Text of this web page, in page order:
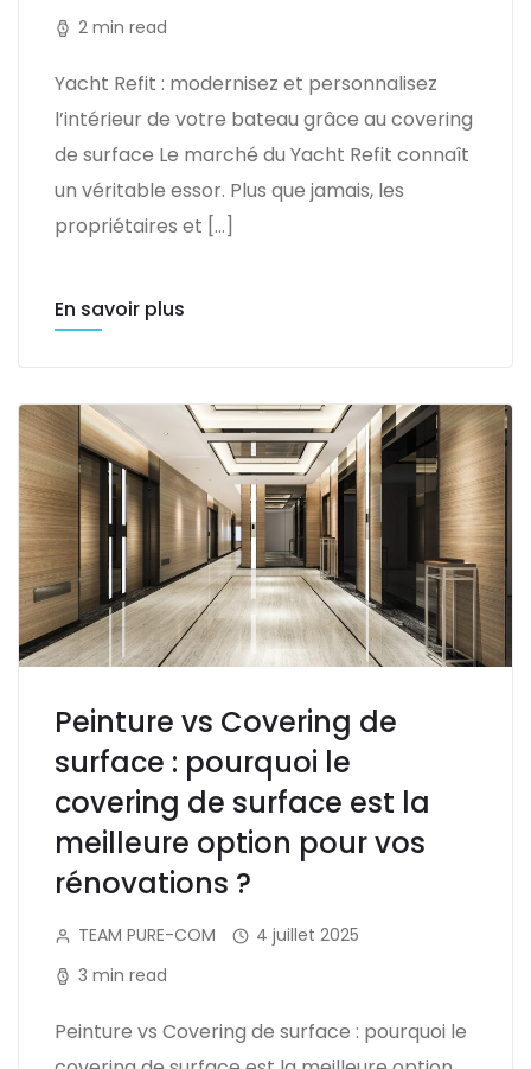
2 min read
Yacht Refit : modernisez et personnalisez
l’intérieur de votre bateau grâce au covering
de surface Le marché du Yacht Refit connaît
un véritable essor. Plus que jamais, les
propriétaires et […]
En savoir plus
Peinture vs Covering de
surface : pourquoi le
covering de surface est la
meilleure option pour vos
rénovations ?
TEAM PURE-COM
4 juillet 2025
3 min read
Peinture vs Covering de surface : pourquoi le